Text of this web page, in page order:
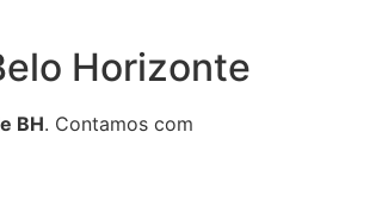
Horizonte
BH. Contamos com